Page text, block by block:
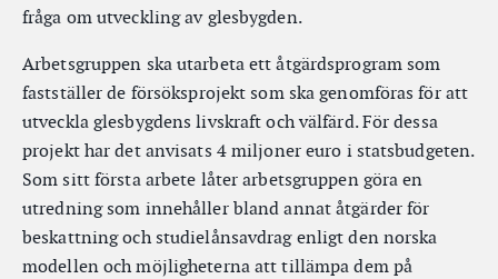
fråga om utveckling av glesbygden.
Arbetsgruppen ska utarbeta ett åtgärdsprogram som
fastställer de försöksprojekt som ska genomföras för att
utveckla glesbygdens livskraft och välfärd. För dessa
projekt har det anvisats 4 miljoner euro i statsbudgeten.
Som sitt första arbete låter arbetsgruppen göra en
utredning som innehåller bland annat åtgärder för
beskattning och studielånsavdrag enligt den norska
modellen och möjligheterna att tillämpa dem på